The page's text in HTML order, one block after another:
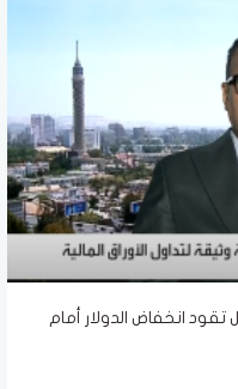
لـ«العقارية»: 5 عوامل تقود انخفاض الدولار أمام